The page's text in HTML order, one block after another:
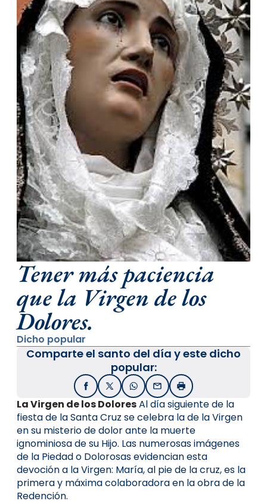
Tener más paciencia
que la Virgen de los
Dolores.
Dicho popular
Comparte el santo del día y este dicho
popular:
FacebookX / TwitterWhatsApp
EmailImprimir
La Virgen de los DoloresAl día siguiente de la
fiesta de la Santa Cruz se celebra la de la Virgen
en su misterio de dolor ante la muerte
ignominiosa de su Hijo. Las numerosas imágenes
de la Piedad o Dolorosas evidencian esta
devoción a la Virgen: María, al pie de la cruz, es la
primera y máxima colaboradora en la obra de la
Redención.